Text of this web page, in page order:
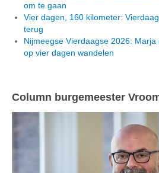
om te gaan
Vier dagen, 160 kilometer:
terug
Nijmeegse Vierdaagse 2026:
op vier dagen wandelen
Column burgemeester